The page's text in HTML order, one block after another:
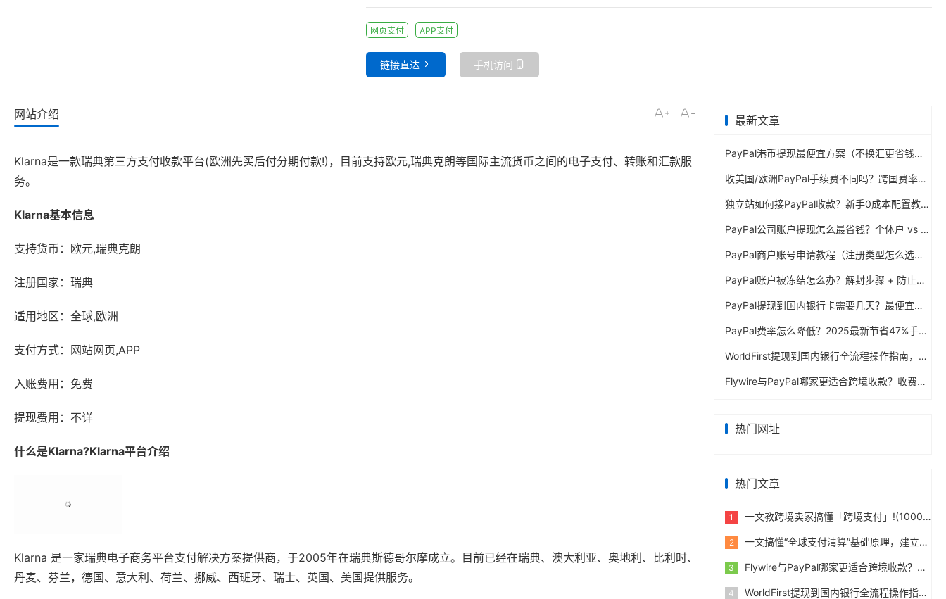
网页支付 APP支付
链接直达 手机访问
网站介绍
Klarna是一款瑞典第三方支付收款平台(欧洲先买后付分期付款!)，目前支持欧元,瑞典克朗等国际主流货币之间的电子支付、转账和汇款服
务。
Klarna基本信息
支持货币：欧元,瑞典克朗
注册国家：瑞典
适用地区：全球,欧洲
支付方式：网站网页,APP
入账费用：免费
提现费用：不详
什么是Klarna?Klarna平台介绍
Klarna 是一家瑞典电子商务平台支付解决方案提供商，于2005年在瑞典斯德哥尔摩成立。目前已经在瑞典、澳大利亚、奥地利、比利时、
丹麦、芬兰，德国、意大利、荷兰、挪威、西班牙、瑞士、英国、美国提供服务。
最新文章
PayPal港币提现最便宜方案（不换汇更省钱）
收美国/欧洲PayPal手续费不同吗？跨国费率表曝光
独立站如何接PayPal收款？新手0成本配置教程
PayPal公司账户提现怎么最省钱？个体户 vs 公司对比
PayPal商户账号申请教程（注册类型怎么选？避坑指南）
PayPal账户被冻结怎么办？解封步骤 + 防止再次限制指南
PayPal提现到国内银行卡需要几天？最便宜的方法公布
PayPal费率怎么降低？2025最新节省47%手续费方案
WorldFirst提现到国内银行全流程操作指南，卖家必读完整攻略
Flywire与PayPal哪家更适合跨境收款？收费到账体验全面评测
热门网址
热门文章
1 一文教跨境卖家搞懂「跨境支付」!(10000字)
2 一文搞懂“全球支付清算”基础原理，建立跨境支付底层认知
3 Flywire与PayPal哪家更适合跨境收款？收费到账体验全面评测
4 WorldFirst提现到国内银行全流程操作指南，卖家必读完整攻略